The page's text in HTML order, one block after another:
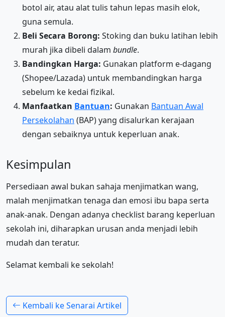
botol air, atau alat tulis tahun lepas masih elok,
guna semula.
Beli Secara Borong: Stoking dan buku latihan lebih
murah jika dibeli dalam bundle.
Bandingkan Harga: Gunakan platform e-dagang
(Shopee/Lazada) untuk membandingkan harga
sebelum ke kedai fizikal.
Manfaatkan Bantuan: Gunakan Bantuan Awal
Persekolahan (BAP) yang disalurkan kerajaan
dengan sebaiknya untuk keperluan anak.
Kesimpulan
Persediaan awal bukan sahaja menjimatkan wang,
malah menjimatkan tenaga dan emosi ibu bapa serta
anak-anak. Dengan adanya checklist barang keperluan
sekolah ini, diharapkan urusan anda menjadi lebih
mudah dan teratur.
Selamat kembali ke sekolah!
Kembali ke Senarai Artikel